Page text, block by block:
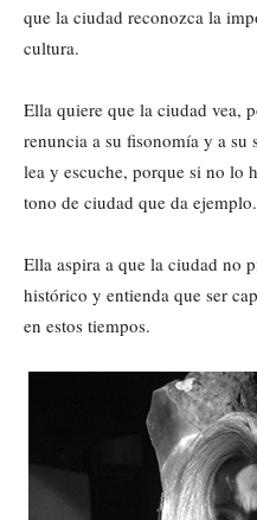
que la ciudad reconozca la
cultura.
Ella quiere que la ciudad vea,
renuncia a su fisonomía y a su
lea y escuche, porque si no lo
tono de ciudad que da ejemplo.
Ella aspira a que la ciudad no
histórico y entienda que ser
en estos tiempos.